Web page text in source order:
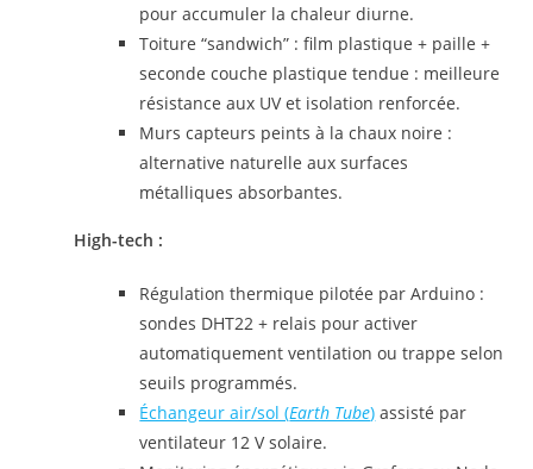
pour accumuler la chaleur diurne.
Toiture “sandwich” : film plastique + paille +
seconde couche plastique tendue : meilleure
résistance aux UV et isolation renforcée.
Murs capteurs peints à la chaux noire :
alternative naturelle aux surfaces
métalliques absorbantes.
High-tech :
Régulation thermique pilotée par Arduino :
sondes DHT22 + relais pour activer
automatiquement ventilation ou trappe selon
seuils programmés.
Échangeur air/sol (Earth Tube) assisté par
ventilateur 12 V solaire.